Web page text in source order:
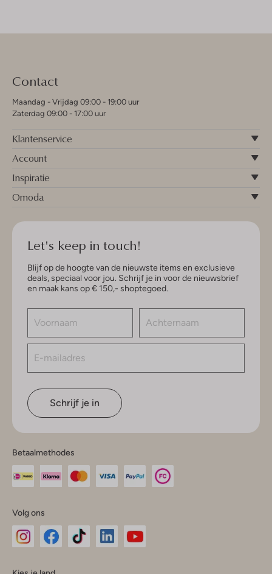
Contact
Maandag - Vrijdag 09:00 - 19:00 uur
Zaterdag 09:00 - 17:00 uur
Klantenservice
Account
Inspiratie
Omoda
Let's keep in touch!
Blijf op de hoogte van de nieuwste items en exclusieve
deals, speciaal voor jou. Schrijf je in voor de nieuwsbrief
en maak kans op € 150,- shoptegoed.
Schrijf je in
Betaalmethodes
Volg ons